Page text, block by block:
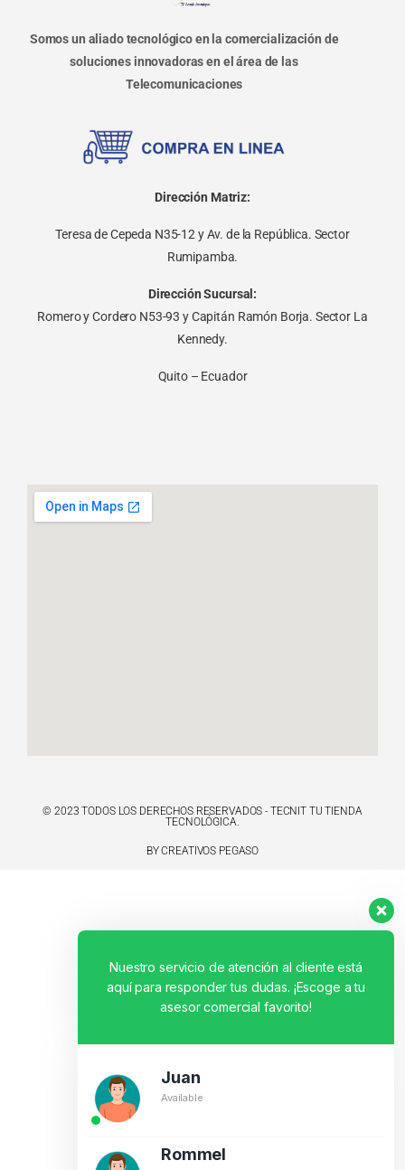
Somos un aliado tecnológico en la comercialización de
soluciones innovadoras en el área de las
Telecomunicaciones
Dirección Matriz:
Teresa de Cepeda N35-12 y Av. de la República. Sector
Rumipamba.
Dirección Sucursal:
Romero y Cordero N53-93 y Capitán Ramón Borja. Sector La
Kennedy.
Quito – Ecuador
© 2023 TODOS LOS DERECHOS RESERVADOS - TECNIT TU TIENDA
TECNOLÓGICA.
BY CREATIVOS PEGASO
Nuestro servicio de atención al cliente está
aquí para responder tus dudas. ¡Escoge a tu
asesor comercial favorito!
Juan
Available
Rommel